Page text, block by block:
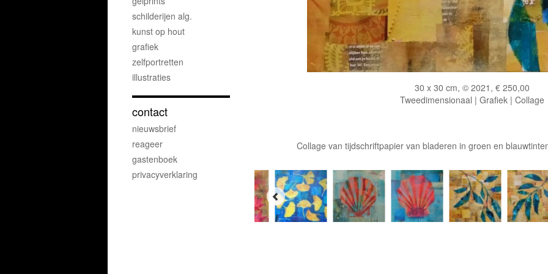
30 x 30 cm, © 2021, € 250,00
Tweedimensionaal | Grafiek | Collage
Collage van tijdschriftpapier van bladeren in groen en
schilderijen alg.
kunst op hout
grafiek
zelfportretten
illustraties
contact
nieuwsbrief
reageer
gastenboek
privacyverklaring